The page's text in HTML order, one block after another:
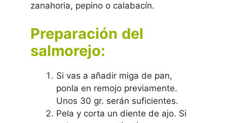
zanahoria, pepino o calabacín.
Preparación del
salmorejo:
Si vas a añadir miga de pan,
ponla en remojo previamente.
Unos 30 gr. serán suficientes.
Pela y corta un diente de ajo. Si